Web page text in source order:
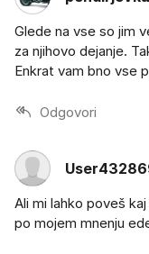
Glede na vse so jim
za njihovo dejanje.
Enkrat vam bno vse
Odgovori
Ali mi lahko poveš
po mojem mnenju